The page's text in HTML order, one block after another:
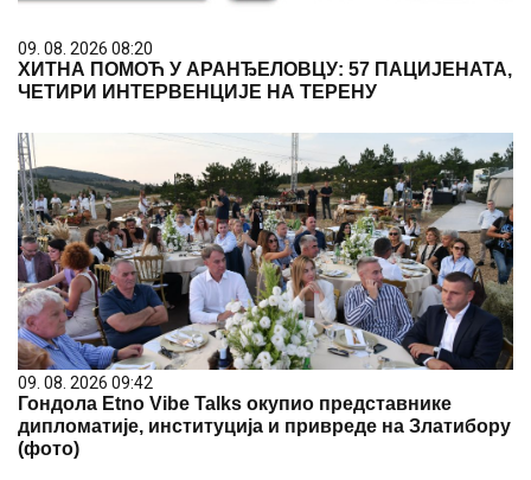
09. 08. 2026 08:20
ХИТНА ПОМОЋ У АРАНЂЕЛОВЦУ: 57 ПАЦИЈЕНАТА,
ЧЕТИРИ ИНТЕРВЕНЦИЈЕ НА ТЕРЕНУ
09. 08. 2026 09:42
Гондола Etno Vibe Talks окупио представнике
дипломатије, институција и привреде на Златибору
(фото)